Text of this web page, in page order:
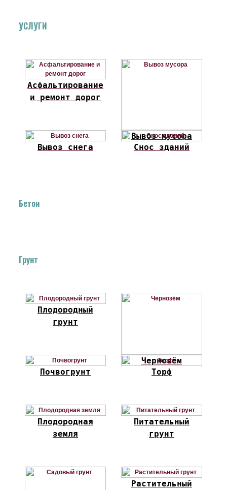
УСЛУГИ
Асфальтирование
и ремонт дорог
Вывоз мусора
Вывоз снега
Снос зданий
Бетон
Грунт
Плодородный
грунт
Чернозём
Почвогрунт
Торф
Плодородная
земля
Питательный
грунт
Растительный